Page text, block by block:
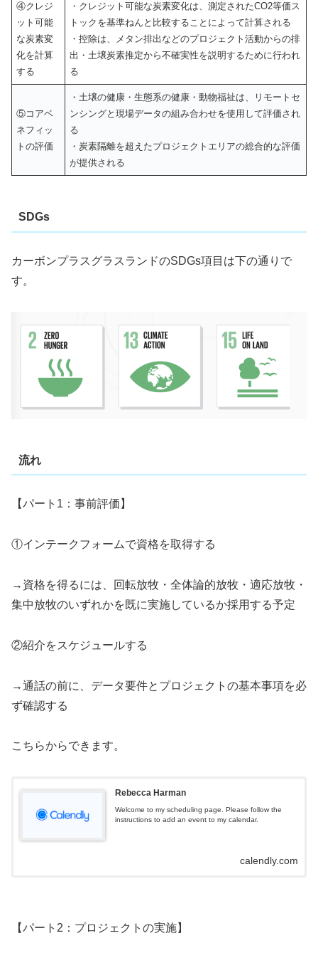
④クレジ
ット可能
な炭素変
化を計算
する
・クレジット可能な炭素変化は、測定されたCO2等価ス
トックを基準ねんと比較することによって計算される
・控除は、メタン排出などのプロジェクト活動からの排
出・土壌炭素推定から不確実性を説明するために行われ
る
⑤コアベ
ネフィッ
トの評価
・土壌の健康・生態系の健康・動物福祉は、リモートセ
ンシングと現場データの組み合わせを使用して評価され
る
・炭素隔離を超えたプロジェクトエリアの総合的な評価
が提供される
SDGs
カーボンプラスグラスランドのSDGs項目は下の通りで
す。
流れ
【パート1：事前評価】
①インテークフォームで資格を取得する
→資格を得るには、回転放牧・全体論的放牧・適応放牧・
集中放牧のいずれかを既に実施しているか採用する予定
②紹介をスケジュールする
→通話の前に、データ要件とプロジェクトの基本事項を必
ず確認する
こちらからできます。
Rebecca Harman
Welcome to my scheduling page. Please follow the
instructions to add an event to my calendar.
calendly.com
【パート2：プロジェクトの実施】